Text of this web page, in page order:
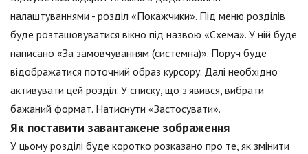
налаштуваннями - розділ «Покажчики». Під меню розділів
буде розташовуватися вікно під назвою «Схема». У ній буде
написано «За замовчуванням (системна)». Поруч буде
відображатися поточний образ курсору. Далі необхідно
активувати цей розділ. У списку, що з'явився, вибрати
бажаний формат. Натиснути «Застосувати».
Як поставити завантажене зображення
У цьому розділі буде коротко розказано про те, як змінити